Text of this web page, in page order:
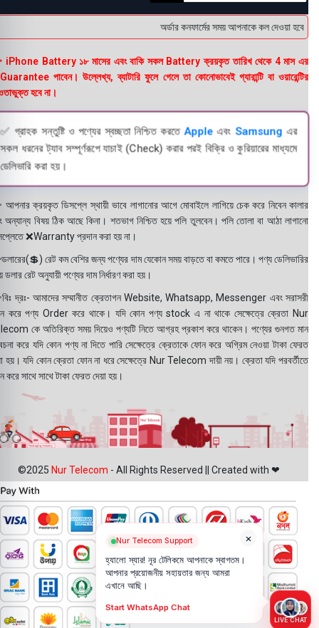
অর্ডার কনফার্মের সময় আপনাকে কল দেওয়া হবে ।
Battery ১৮ মাসের এবং বাকি সকল Battery ক্রয়কৃত তারিখ থেকে 4 মাস এর
পাবেন। উল্লেখ্য, ব্যাটারি ফুলে গেলে তা কোনোভাবেই গ্যারান্টি বা ওয়ারেন্টির
হবে না।
✅ গ্রাহক সন্তুষ্টি ও পণ্যের স্বচ্ছতা নিশ্চিত করতেApple এবংSamsung এর
সকল ধরনের ট্যাব সম্পূর্ণরূপে যাচাই (Check) করার পরই বিক্রি ও কুরিয়ারের মাধ্যমে
ডেলিভারি করা হয়।
ক্রয়কৃত ডিসপ্লে স্থায়ী ভাবে লাগানোর আগে মোবাইলে লাগিয়ে চেক করে নিবেন কালার
অন্যান্য বিষয় ঠিক আছে কিনা। শতভাগ নিশ্চিত হয়ে পলি তুলবেন। পলি তোলা বা আঠা লাগানো
❌Warranty প্রদান করা হয় না।
রেট কম বেশির জন্য পণ্যের দাম যেকোন সময় বাড়তে বা কমতে পারে। পণ্য ডেলিভারির
ডলার রেট অনুযায়ী পণ্যের দাম নির্ধারণ করা হয়।
দ্রঃ- আমাদের সম্মানীত ক্রেতাগন Website, Whatsapp, Messenger এবং সরাসরী
করে পণ্য Order করে থাকে। যদি কোন পণ্য stock এ না থাকে সেক্ষেত্রে ক্রেতা Nur
কে অতিরিক্ত সময় দিয়েও পণ্যটি নিতে আগ্রহ প্রকাশ করে থাকেন। পণ্যের গুনগত মান
করে যদি কোন পণ্য না দিতে পারি সেক্ষেত্রে ক্রেতাকে ফোন করে অগ্রিম নেওয়া টাকা ফেরত
হয়। যদি কোন ক্রেতা ফোন না ধরে সেক্ষেত্রে Nur Telecom দায়ী নয়। ক্রেতা যদি পরবর্তীতে
করে সাথে সাথে টাকা ফেরত দেয়া হয়।
©2025 Nur Telecom - All Rights Reserved || Created with ❤
×
Nur Telecom Support
হ্যালো স্যার! নূর টেলিকমে আপনাকে স্বাগতম।
আপনার প্রয়োজনীয় সহায়তার জন্য আমরা
এখানে আছি।
Start WhatsApp Chat
LIVE CHAT